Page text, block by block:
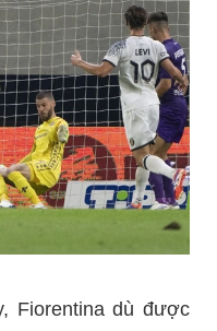
Fiorentina dù được